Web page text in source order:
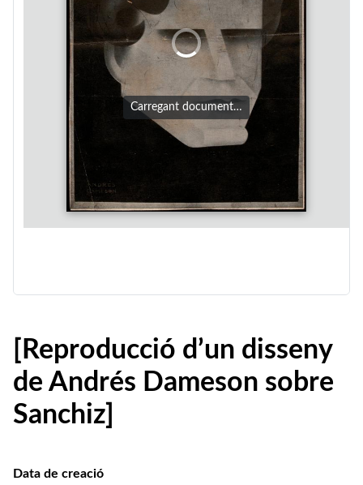
Carregant document…
[Reproducció d’un disseny
de Andrés Dameson sobre
Sanchiz]
Data de creació